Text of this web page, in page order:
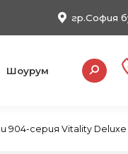
гр.София
Шоурум
Search:
904-серия Vitality Deluxe